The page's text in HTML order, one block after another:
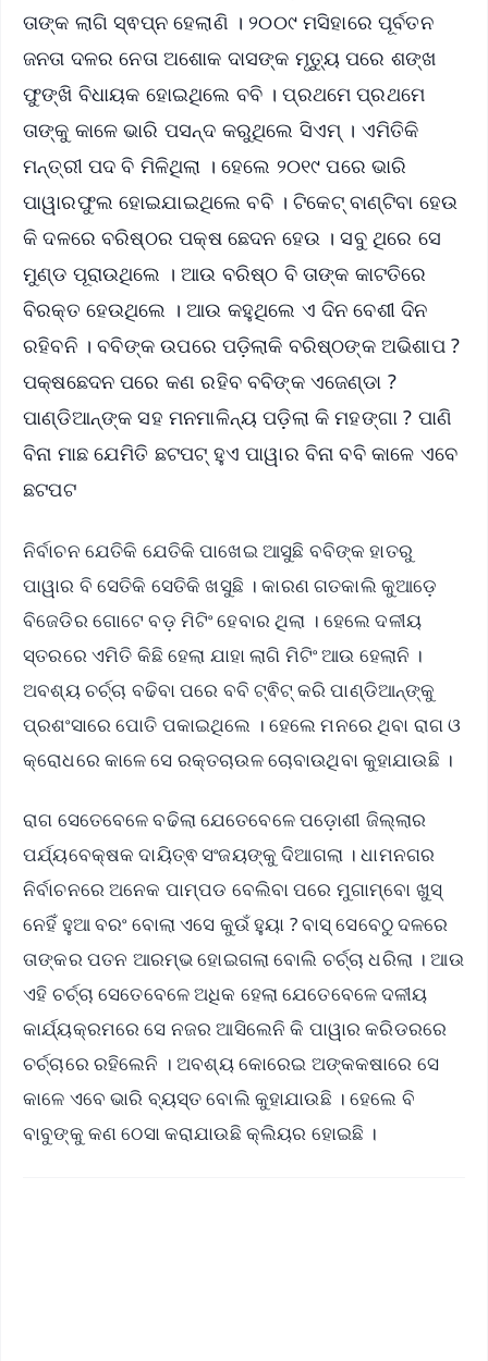
ତାଙ୍କ ଲାଗି ସ୍ଵପ୍ନ ହେଲାଣି । ୨୦୦୯ ମସିହାରେ ପୂର୍ବତନ
ଜନତା ଦଳର ନେତା ଅଶୋକ ଦାସଙ୍କ ମୃତ୍ୟୁ ପରେ ଶଙ୍ଖ
ଫୁଙ୍ଖି ବିଧାୟକ ହୋଇଥିଲେ ବବି । ପ୍ରଥମେ ପ୍ରଥମେ
ତାଙ୍କୁ କାଳେ ଭାରି ପସନ୍ଦ କରୁଥିଲେ ସିଏମ୍‌ । ଏମିତିକି
ମନ୍ତ୍ରୀ ପଦ ବି ମିଳିଥିଲା । ହେଲେ ୨୦୧୯ ପରେ ଭାରି
ପାୱାରଫୁଲ ହୋଇଯାଇଥିଲେ ବବି । ଟିକେଟ୍‌ ବାଣ୍ଟିବା ହେଉ
କି ଦଳରେ ବରିଷ୍ଠର ପକ୍ଷ ଛେଦନ ହେଉ । ସବୁ ଥିରେ ସେ
ମୁଣ୍ଡ ପୂରାଉଥିଲେ । ଆଉ ବରିଷ୍ଠ ବି ତାଙ୍କ କାଟତିରେ
ବିରକ୍ତ ହେଉଥିଲେ । ଆଉ କହୁଥିଲେ ଏ ଦିନ ବେଶୀ ଦିନ
ରହିବନି । ବବିଙ୍କ ଉପରେ ପଡ଼ିଲାକି ବରିଷ୍ଠଙ୍କ ଅଭିଶାପ ?
ପକ୍ଷଛେଦନ ପରେ କଣ ରହିବ ବବିଙ୍କ ଏଜେଣ୍ଡା ?
ପାଣ୍ଡିଆନ୍‌ଙ୍କ ସହ ମନମାଳିନ୍ୟ ପଡ଼ିଲା କି ମହଙ୍ଗା ? ପାଣି
ବିନା ମାଛ ଯେମିତି ଛଟପଟ୍‌ ହୁଏ ପାୱାର ବିନା ବବି କାଳେ ଏବେ
ଛଟପଟ
ନିର୍ବାଚନ ଯେତିକି ଯେତିକି ପାଖେଇ ଆସୁଛି ବବିଙ୍କ ହାତରୁ
ପାୱାର ବି ସେତିକି ସେତିକି ଖସୁଛି । କାରଣ ଗତକାଲି କୁଆଡ଼େ
ବିଜେଡିର ଗୋଟେ ବଡ଼ ମିଟିଂ ହେବାର ଥିଲା । ହେଲେ ଦଳୀୟ
ସ୍ତରରେ ଏମିତି କିଛି ହେଲା ଯାହା ଲାଗି ମିଟିଂ ଆଉ ହେଲାନି ।
ଅବଶ୍ୟ ଚର୍ଚ୍ଚା ବଢିବା ପରେ ବବି ଟ୍ଵିଟ୍‌ କରି ପାଣ୍ଡିଆନ୍‌ଙ୍କୁ
ପ୍ରଶଂସାରେ ପୋତି ପକାଇଥିଲେ । ହେଲେ ମନରେ ଥିବା ରାଗ ଓ
କ୍ରୋଧରେ କାଳେ ସେ ରକ୍ତଚାଉଳ ଚୋବାଉଥିବା କୁହାଯାଉଛି ।
ରାଗ ସେତେବେଳେ ବଢିଲା ଯେତେବେଳେ ପଡ଼ୋଶୀ ଜିଲ୍ଲାର
ପର୍ଯ୍ୟବେକ୍ଷକ ଦାୟିତ୍ଵ ସଂଜୟଙ୍କୁ ଦିଆଗଲା । ଧାମନଗର
ନିର୍ବାଚନରେ ଅନେକ ପାମ୍ପଡ ବେଲିବା ପରେ ମୁଗାମ୍ବୋ ଖୁସ୍‌
ନେହିଁ ହୁଆ ବରଂ ବୋଲା ଏସେ କୁଉଁ ହୁୟା ? ବାସ୍‌ ସେବେଠୁ ଦଳରେ
ତାଙ୍କର ପତନ ଆରମ୍ଭ ହୋଇଗଲା ବୋଲି ଚର୍ଚ୍ଚା ଧରିଲା । ଆଉ
ଏହି ଚର୍ଚ୍ଚା ସେତେବେଳେ ଅଧିକ ହେଲା ଯେତେବେଳେ ଦଳୀୟ
କାର୍ଯ୍ୟକ୍ରମରେ ସେ ନଜର ଆସିଲେନି କି ପାୱାର କରିଡରରେ
ଚର୍ଚ୍ଚାରେ ରହିଲେନି । ଅବଶ୍ୟ କୋରେଇ ଅଙ୍କକଷାରେ ସେ
କାଳେ ଏବେ ଭାରି ବ୍ୟସ୍ତ ବୋଲି କୁହାଯାଉଛି । ହେଲେ ବି
ବାବୁଙ୍କୁ କଣ ଠେସା କରାଯାଉଛି କ୍ଲିୟର ହୋଇଛି ।